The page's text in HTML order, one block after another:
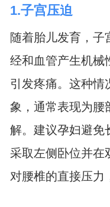
1.子宫压迫
随着胎儿发育，子
经和血管产生机械
引发疼痛。这种情
象，通常表现为腰
解。建议孕妇避免
采取左侧卧位并在
对腰椎的直接压力